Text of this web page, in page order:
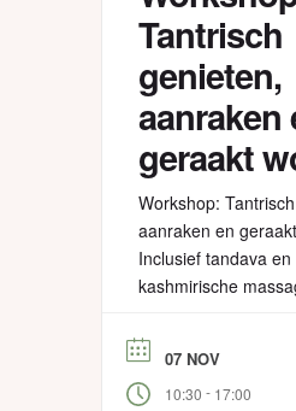
Tantrisch
genieten,
aanraken
geraakt
Workshop:
aanraken en
Inclusief tandava en
kashmirische
Capelle aan den
17.00 uur.
Aanmelden:
07 NOV
10:30 - 17:00